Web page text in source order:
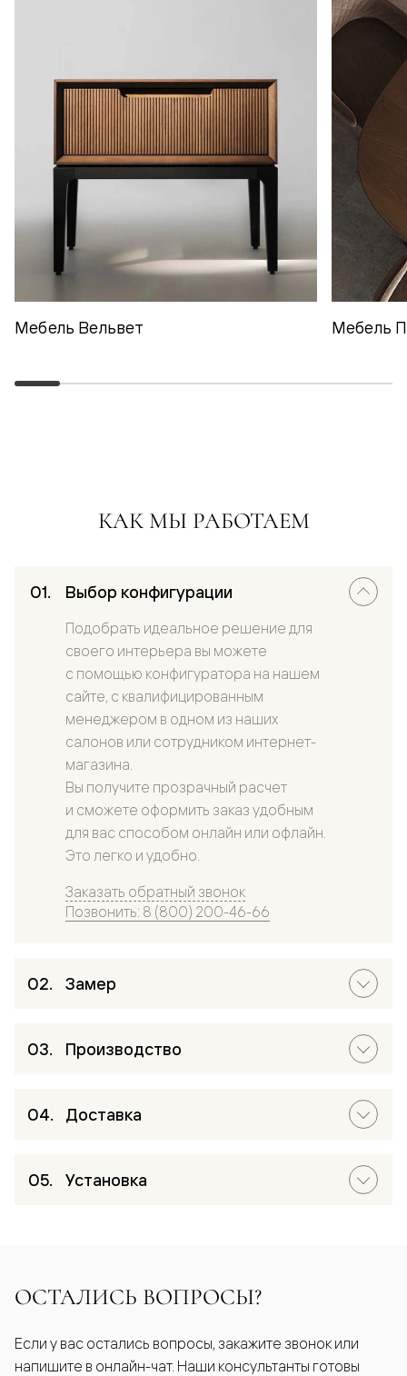
Мебель Вельвет Мебель
КАК МЫ РАБОТАЕМ
Выбор конфигурации
Подобрать идеальное решение для
своего интерьера вы можете
с помощью конфигуратора на нашем
сайте, с квалифицированным
менеджером в одном из наших
салонов или сотрудником интернет-
магазина.
Вы получите прозрачный расчет
и сможете оформить заказ удобным
для вас способом онлайн или офлайн.
Это легко и удобно.
Заказать обратный звонок
Позвонить: 8 (800) 200-46-66
Замер
Производство
Доставка
Установка
ОСТАЛИСЬ ВОПРОСЫ?
Если у вас остались вопросы, закажите звонок или
напишите в онлайн-чат. Наши консультанты готовы